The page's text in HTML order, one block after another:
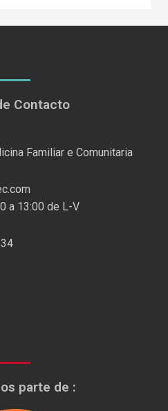
Contacto
Familiar e Comunitaria
a 13:00 de L-V
parte de :